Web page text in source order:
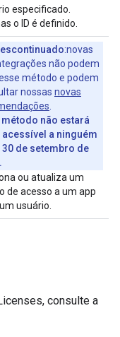
especificado.
o ID é definido.
:novas
não podem
método e podem
nossas novas
método não estará
acessível a ninguém
30 de setembro de
ou atualiza um
de acesso a um app
usuário.
consulte a